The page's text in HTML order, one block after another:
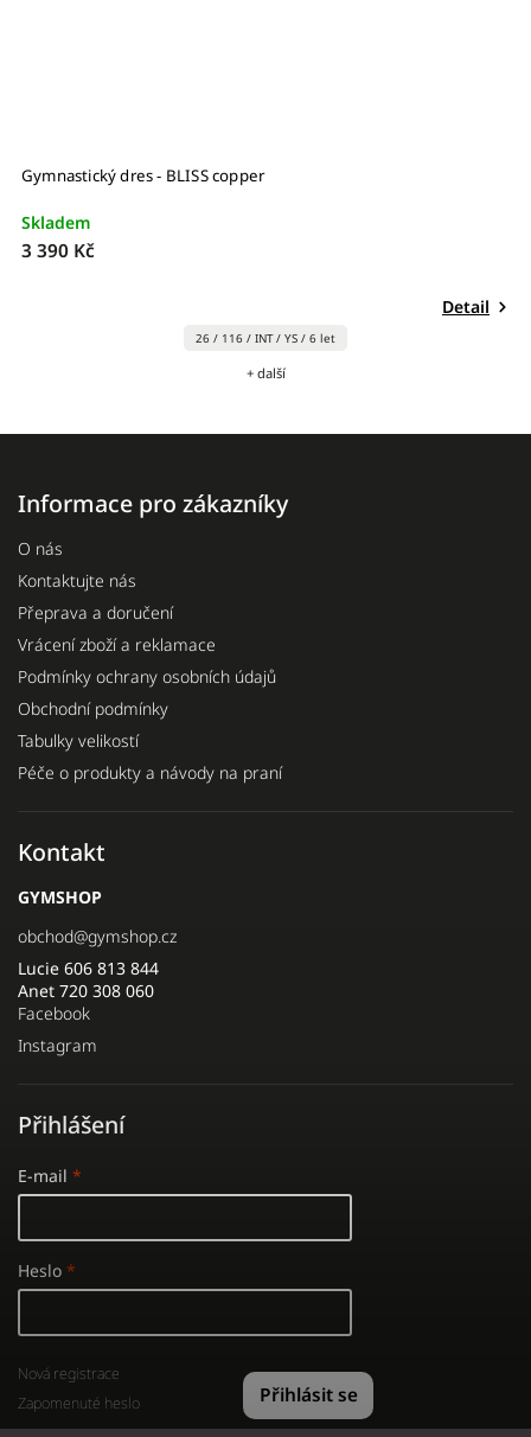
Gymnastický dres - BLISS copper
Skladem
3 390 Kč
Detail
26 / 116 / INT / YS / 6 let
+ další
Informace pro zákazníky
O nás
Kontaktujte nás
Přeprava a doručení
Vrácení zboží a reklamace
Podmínky ochrany osobních údajů
Obchodní podmínky
Tabulky velikostí
Péče o produkty a návody na praní
Kontakt
GYMSHOP
obchod@gymshop.cz
Lucie 606 813 844
Anet 720 308 060
Facebook
Instagram
Přihlášení
E-mail
Heslo
Přihlásit se
Nová registrace
Zapomenuté heslo